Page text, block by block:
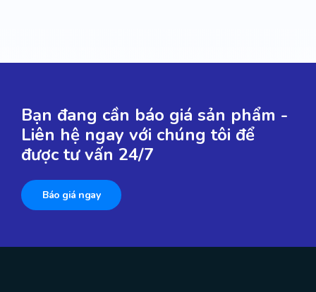
Bạn đang cần báo giá sản phẩm -
Liên hệ ngay với chúng tôi để
được tư vấn 24/7
Báo giá ngay